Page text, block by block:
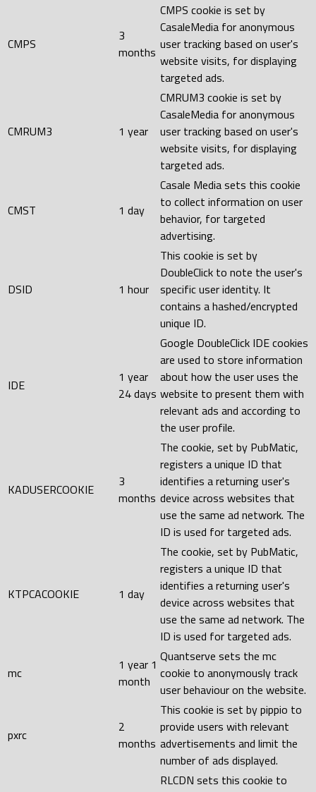
CMPS
3
months
CMPS cookie is set by
CasaleMedia for anonymous
user tracking based on user's
website visits, for displaying
targeted ads.
CMRUM3 1 year
CMRUM3 cookie is set by
CasaleMedia for anonymous
user tracking based on user's
website visits, for displaying
targeted ads.
CMST 1 day
Casale Media sets this cookie
to collect information on user
behavior, for targeted
advertising.
DSID 1 hour
This cookie is set by
DoubleClick to note the user's
specific user identity. It
contains a hashed/encrypted
unique ID.
IDE
1 year
24 days
Google DoubleClick IDE cookies
are used to store information
about how the user uses the
website to present them with
relevant ads and according to
the user profile.
KADUSERCOOKIE
3
months
The cookie, set by PubMatic,
registers a unique ID that
identifies a returning user's
device across websites that
use the same ad network. The
ID is used for targeted ads.
KTPCACOOKIE 1 day
The cookie, set by PubMatic,
registers a unique ID that
identifies a returning user's
device across websites that
use the same ad network. The
ID is used for targeted ads.
mc
1 year 1
month
Quantserve sets the mc
cookie to anonymously track
user behaviour on the website.
pxrc
2
months
This cookie is set by pippio to
provide users with relevant
advertisements and limit the
number of ads displayed.
RLCDN sets this cookie to